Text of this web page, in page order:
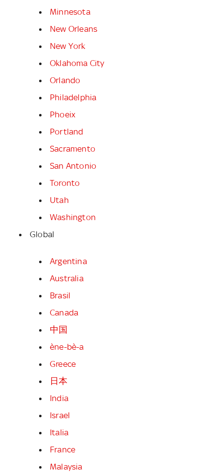
Minnesota
New Orleans
New York
Oklahoma City
Orlando
Philadelphia
Phoeix
Portland
Sacramento
San Antonio
Toronto
Utah
Washington
Global
Argentina
Australia
Brasil
Canada
中国
ène-bè-a
Greece
日本
India
Israel
Italia
France
Malaysia